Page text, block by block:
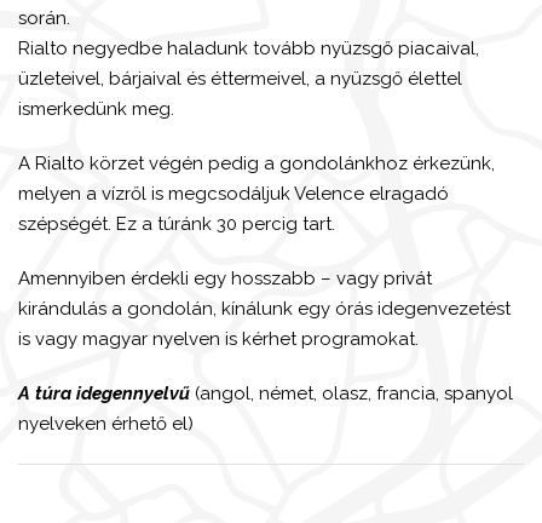
során.
Rialto negyedbe haladunk tovább nyüzsgő piacaival,
üzleteivel, bárjaival és éttermeivel, a nyüzsgő élettel
ismerkedünk meg.
A Rialto körzet végén pedig a gondolánkhoz érkezünk,
melyen a vízről is megcsodáljuk Velence elragadó
szépségét. Ez a túránk 30 percig tart.
Amennyiben érdekli egy hosszabb – vagy privát
kirándulás a gondolán, kínálunk egy órás idegenvezetést
is vagy magyar nyelven is kérhet programokat.
A túra idegennyelvű (angol, német, olasz, francia, spanyol
nyelveken érhető el)